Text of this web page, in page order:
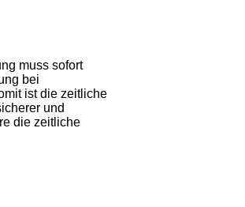
muss sofort
bei
ist die zeitliche
und
die zeitliche